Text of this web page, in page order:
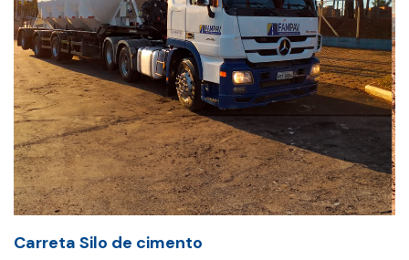
Carreta Silo de cimento